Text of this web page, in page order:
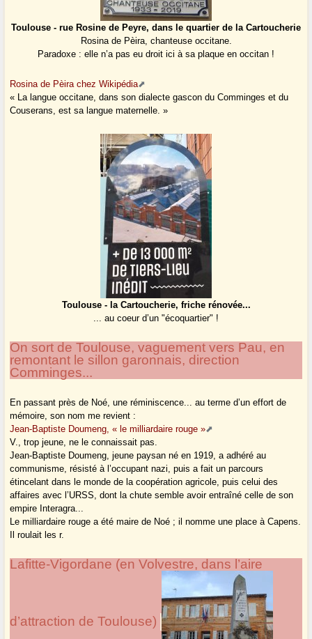
Toulouse - rue Rosine de Peyre, dans le quartier de la Cartoucherie
Rosina de Pèira, chanteuse occitane.
Paradoxe : elle n’a pas eu droit ici à sa plaque en occitan !
Rosina de Pèira chez Wikipédia
« La langue occitane, dans son dialecte gascon du Comminges et du
Couserans, est sa langue maternelle. »
Toulouse - la Cartoucherie, friche rénovée...
... au coeur d’un "écoquartier" !
On sort de Toulouse, vaguement vers Pau, en
remontant le sillon garonnais, direction
Comminges...
En passant près de Noé, une réminiscence... au terme d’un effort de
mémoire, son nom me revient :
Jean-Baptiste Doumeng, « le milliardaire rouge »
V., trop jeune, ne le connaissait pas.
Jean-Baptiste Doumeng, jeune paysan né en 1919, a adhéré au
communisme, résisté à l’occupant nazi, puis a fait un parcours
étincelant dans le monde de la coopération agricole, puis celui des
affaires avec l’URSS, dont la chute semble avoir entraîné celle de son
empire Interagra...
Le milliardaire rouge a été maire de Noé ; il nomme une place à Capens.
Il roulait les r.
Lafitte-Vigordane (en Volvestre, dans l’aire
d’attraction de Toulouse)